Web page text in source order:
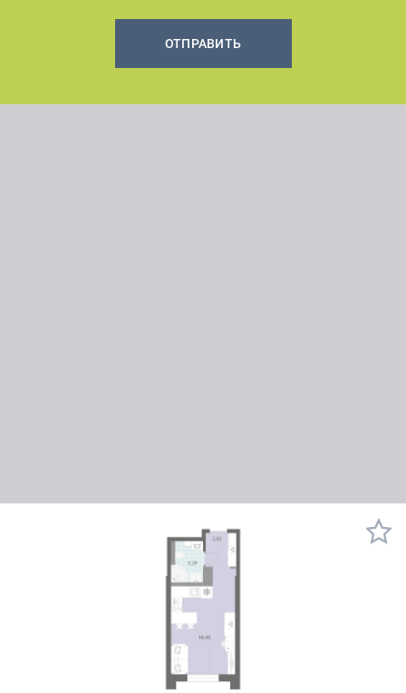
ОТПРАВИТЬ